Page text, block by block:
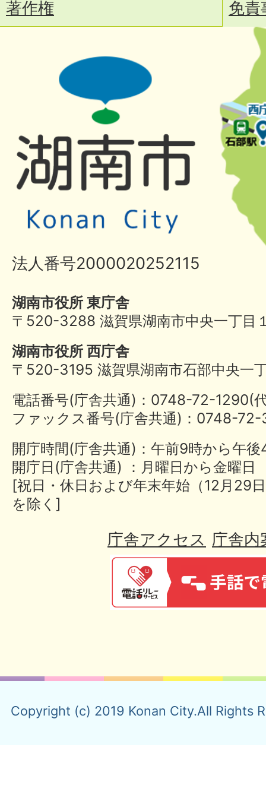
著作権
免責
法人番号2000020252115
湖南市役所 東庁舎
〒520-3288 滋賀県湖南市中央一丁目
湖南市役所 西庁舎
〒520-3195 滋賀県湖南市石部中央一
電話番号(庁舎共通)：0748-72-
ファックス番号(庁舎共通)：0748-
開庁時間(庁舎共通)：午前9時から午
開庁日(庁舎共通) ：月曜日から金曜日
[祝日・休日および年末年始（12月29
を除く]
庁舎アクセス 庁舎内
Copyright (c) 2019 Konan City.All Rights